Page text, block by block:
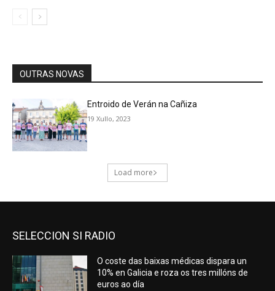
SELECCION SI RADIO
O coste das baixas médicas dispara un
10% en Galicia e roza os tres millóns de
euros ao día